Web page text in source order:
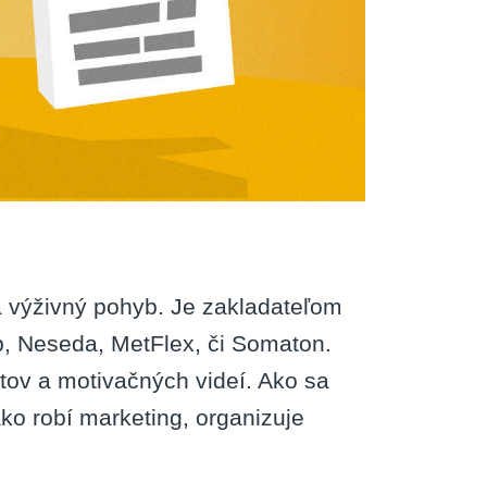
pohyb. Je zakladateľom
Neseda, MetFlex, či Somaton.
a motivačných videí. Ako sa
robí marketing, organizuje